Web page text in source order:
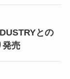
との
発売